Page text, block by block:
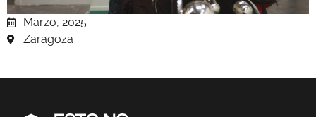
Marzo, 2025
Zaragoza